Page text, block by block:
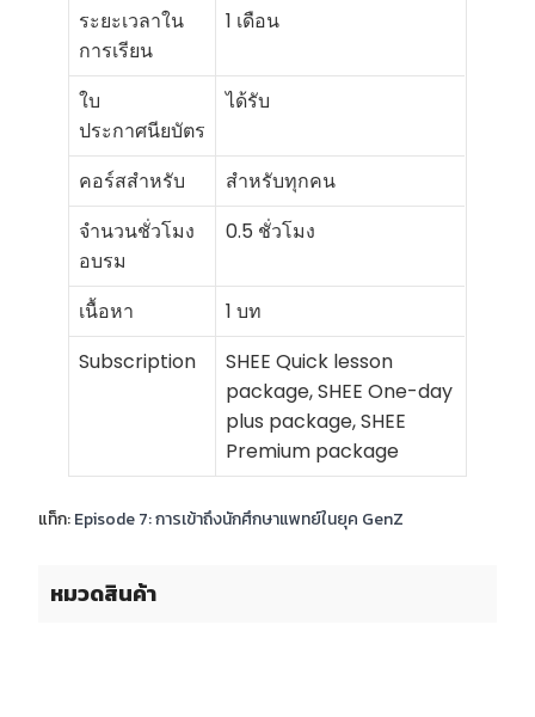
หมวดสินค้า
ระยะเวลาใน
การเรียน
1 เดือน
ใบ
ประกาศนียบัตร
ได้รับ
คอร์สสำหรับ
สำหรับทุกคน
จำนวนชั่วโมง
อบรม
0.5 ชั่วโมง
เนื้อหา
1 บท
Subscription
SHEE Quick lesson
package, SHEE One-day
plus package, SHEE
Premium package
แท็ก:Episode 7: การเข้าถึงนักศึกษาแพทย์ในยุค GenZ